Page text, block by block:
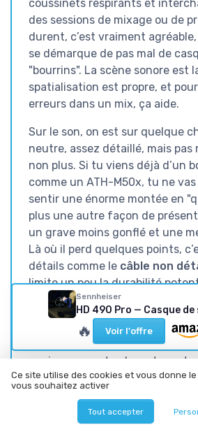
coussinets respirants et
des sessions de mixage ou de
durent, c’est vraiment
se démarque de pas mal de
"bourrins". La scène sonore est
spatialisation est propre, et
erreurs dans un mix, ça aide.
Sur le son, on est sur quelque
neutre, assez détaillé, mais
non plus. Si tu viens déjà d’un
comme un ATH-M50x, tu ne
sentir une énorme montée en
plus une autre façon de
un grave moins gonflé et une
Là où il perd quelques points,
détails comme le câble non
limite un peu la durabilité
produit à ce prix.
Pour résumer : si tu fais du mix,
streaming ou du gaming dans un
environnement calme et que
confortable, ouvert, qui tient la
cherches un casque qui isole,
Sennheiser
HD 490 Pro — Casque
🔥 Voir l'offre
Ce site utilise des cookies et vous donne
vous souhaitez activer
Tout accepter